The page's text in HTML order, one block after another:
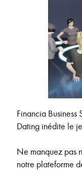
Financia Business
Dating inédite le
Ne manquez pas
notre plateforme